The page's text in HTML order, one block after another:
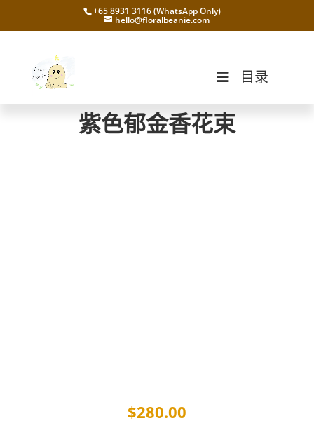
+65 8931 3116 (WhatsApp Only)
hello@floralbeanie.com
目录
紫色郁金香花束
$280.00